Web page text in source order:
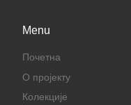
Menu
Почетна
О пројекту
Колекције